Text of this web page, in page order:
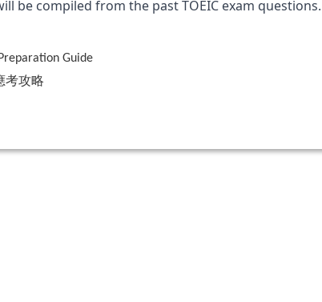
be compiled from the past TOEIC exam questions.
Guide
考攻略